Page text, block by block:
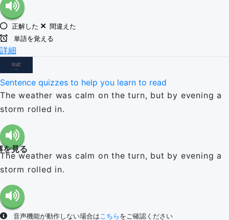
正解した
間違えた
単語を覚える
詳細
Sentence quizzes to help you learn to read
The weather was calm on the turn, but by evening a
storm rolled in.
を見る
The weather was calm on the turn, but by evening a
storm rolled in.
音声機能が動作しない場合はこちら をご確認ください